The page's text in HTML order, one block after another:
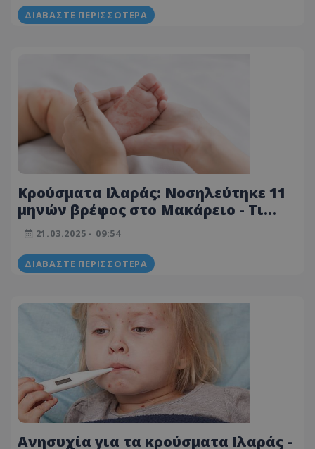
ΔΙΑΒΆΣΤΕ ΠΕΡΙΣΣΌΤΕΡΑ
Κρούσματα Ιλαράς: Νοσηλεύτηκε 11
μηνών βρέφος στο Μακάρειο - Τι
ισχύει με τη διασπορά του ιού
21.03.2025 - 09:54
ΔΙΑΒΆΣΤΕ ΠΕΡΙΣΣΌΤΕΡΑ
Ανησυχία για τα κρούσματα Ιλαράς -